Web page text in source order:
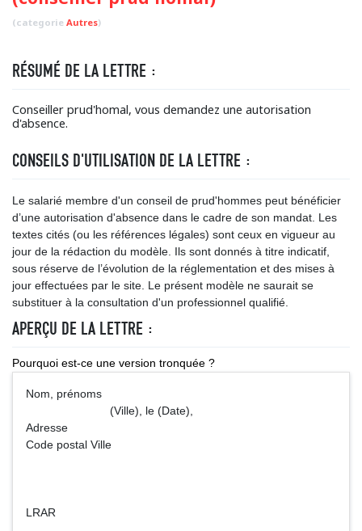
(categorie Autres)
RÉSUMÉ DE LA LETTRE :
Conseiller prud'homal, vous demandez une autorisation
d'absence.
CONSEILS D'UTILISATION DE LA LETTRE :
Le salarié membre d'un conseil de prud'hommes peut bénéficier
d’une autorisation d'absence dans le cadre de son mandat. Les
textes cités (ou les références légales) sont ceux en vigueur au
jour de la rédaction du modèle. Ils sont donnés à titre indicatif,
sous réserve de l’évolution de la réglementation et des mises à
jour effectuées par le site. Le présent modèle ne saurait se
substituer à la consultation d'un professionnel qualifié.
APERÇU DE LA LETTRE :
Pourquoi est-ce une version tronquée ?
Nom, prénoms
(Ville), le (Date),
Adresse
Code postal Ville
LRAR